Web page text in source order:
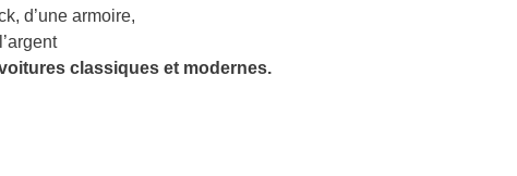
d’une armoire,
classiques et modernes.